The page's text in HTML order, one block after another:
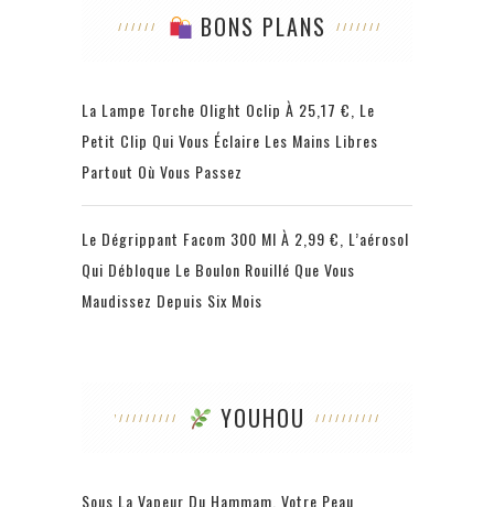
BONS PLANS
La Lampe Torche Olight Oclip À 25,17 €, Le
Petit Clip Qui Vous Éclaire Les Mains Libres
Partout Où Vous Passez
Le Dégrippant Facom 300 Ml À 2,99 €, L’aérosol
Qui Débloque Le Boulon Rouillé Que Vous
Maudissez Depuis Six Mois
YOUHOU
Sous La Vapeur Du Hammam, Votre Peau